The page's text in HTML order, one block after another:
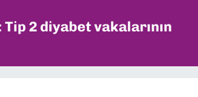
2 diyabet vakalarının